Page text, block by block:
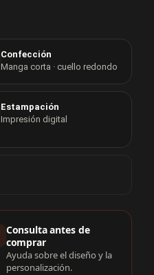
Confección
Manga corta · cuello redondo
Estampación
Impresión digital
Consulta antes de
comprar
Ayuda sobre el diseño y la
personalización.